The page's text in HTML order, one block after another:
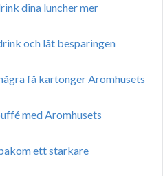
dina luncher mer
och låt besparingen
få kartonger Aromhusets
med Aromhusets
ett starkare